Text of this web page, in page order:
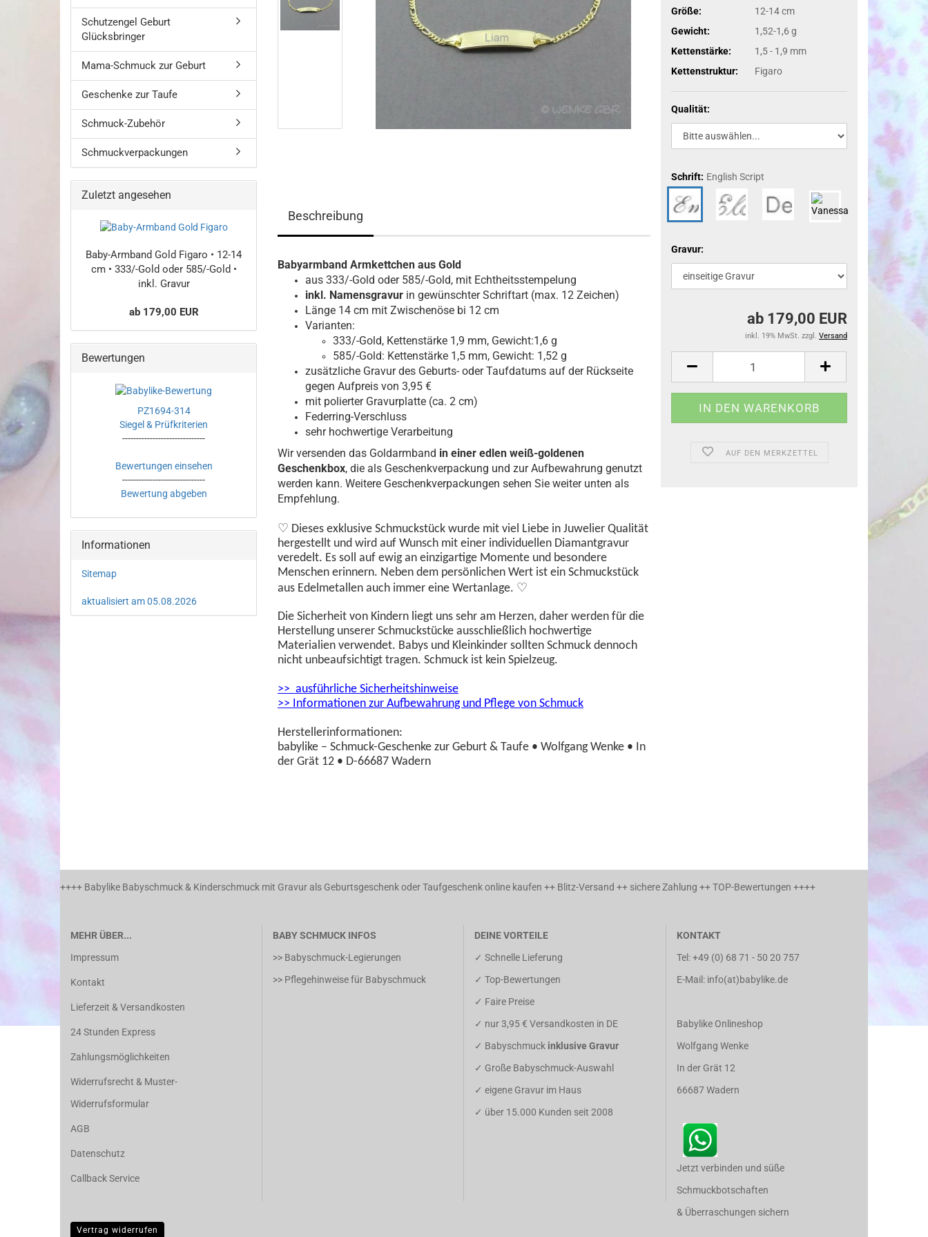
Größe:
12-14 cm
Gewicht:
1,52-1,6 g
Kettenstärke:
1,5 - 1,9 mm
Kettenstruktur:
Figaro
Qualität:
Schrift: English Script
Gravur:
ab 179,00 EUR
inkl. 19% MwSt. zzgl. Versand
AUF DEN MERKZETTEL
Beschreibung
Babyarmband Armkettchen aus Gold
aus 333/-Gold oder 585/-Gold, mit Echtheitsstempelung
inkl. Namensgravur in gewünschter Schriftart (max. 12 Zeichen)
Länge 14 cm mit Zwischenöse bi 12 cm
Varianten:
333/-Gold, Kettenstärke 1,9 mm, Gewicht:1,6 g
585/-Gold: Kettenstärke 1,5 mm, Gewicht: 1,52 g
zusätzliche Gravur des Geburts- oder Taufdatums auf der Rückseite
gegen Aufpreis von 3,95 €
mit polierter Gravurplatte (ca. 2 cm)
Federring-Verschluss
sehr hochwertige Verarbeitung
Wir versenden das Goldarmband in einer edlen weiß-goldenen
Geschenkbox, die als Geschenkverpackung und zur Aufbewahrung genutzt
werden kann. Weitere Geschenkverpackungen sehen Sie weiter unten als
Empfehlung.
♡ Dieses exklusive Schmuckstück wurde mit viel Liebe in Juwelier Qualität
hergestellt und wird auf Wunsch mit einer individuellen Diamantgravur
veredelt. Es soll auf ewig an einzigartige Momente und besondere
Menschen erinnern. Neben dem persönlichen Wert ist ein Schmuckstück
aus Edelmetallen auch immer eine Wertanlage. ♡
Die Sicherheit von Kindern liegt uns sehr am Herzen, daher werden für die
Herstellung unserer Schmuckstücke ausschließlich hochwertige
Materialien verwendet. Babys und Kleinkinder sollten Schmuck dennoch
nicht unbeaufsichtigt tragen. Schmuck ist kein Spielzeug.
>> ausführliche Sicherheitshinweise
>> Informationen zur Aufbewahrung und Pflege von Schmuck
Herstellerinformationen:
babylike – Schmuck-Geschenke zur Geburt & Taufe • Wolfgang Wenke • In
der Grät 12 • D-66687 Wadern
Schutzengel Geburt
Glücksbringer
Mama-Schmuck zur Geburt
Geschenke zur Taufe
Schmuck-Zubehör
Schmuckverpackungen
Zuletzt angesehen
Baby-Armband Gold Figaro • 12-14
cm • 333/-Gold oder 585/-Gold •
inkl. Gravur
ab 179,00 EUR
Bewertungen
PZ1694-314
Siegel & Prüfkriterien
------------------------------
Bewertungen einsehen
------------------------------
Bewertung abgeben
Informationen
Sitemap
aktualisiert am 05.08.2026
++++ Babylike Babyschmuck & Kinderschmuck mit Gravur als Geburtsgeschenk oder Taufgeschenk online kaufen ++ Blitz-Versand ++ sichere Zahlung ++ TOP-Bewertungen ++++
MEHR ÜBER...
Impressum
Kontakt
Lieferzeit & Versandkosten
24 Stunden Express
Zahlungsmöglichkeiten
Widerrufsrecht & Muster-
Widerrufsformular
AGB
Datenschutz
Callback Service
BABY SCHMUCK INFOS
>> Babyschmuck-Legierungen
>> Pflegehinweise für Babyschmuck
DEINE VORTEILE
✓ Schnelle Lieferung
✓ Top-Bewertungen
✓ Faire Preise
✓ nur 3,95 € Versandkosten in DE
✓ Babyschmuck inklusive Gravur
✓ Große Babyschmuck-Auswahl
✓ eigene Gravur im Haus
✓ über 15.000 Kunden seit 2008
KONTAKT
Tel:+49 (0) 68 71 - 50 20 757
E-Mail: info(at)babylike.de
Babylike Onlineshop
Wolfgang Wenke
In der Grät 12
66687 Wadern
Jetzt verbinden und süße
Schmuckbotschaften
& Überraschungen sichern
Vertrag widerrufen